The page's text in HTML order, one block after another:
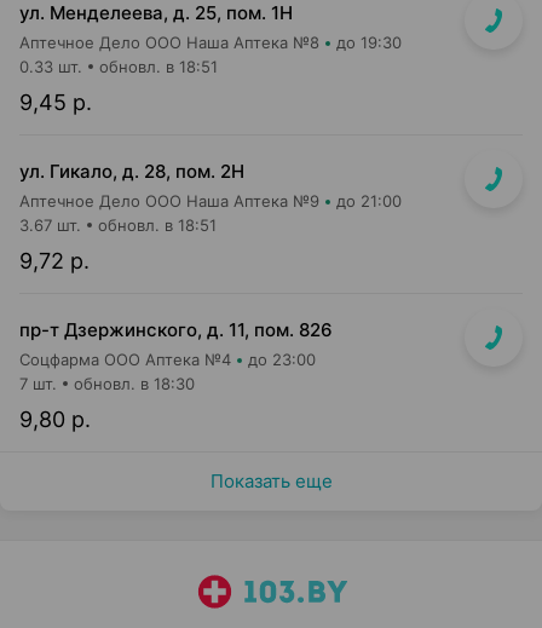
ул. Менделеева, д. 25, пом. 1Н
Аптечное Дело ООО Наша Аптека №8 до 19:30
9,45 р.
0.33 шт. обновл. в 18:51
ул. Гикало, д. 28, пом. 2Н
Аптечное Дело ООО Наша Аптека №9 до 21:00
9,72 р.
3.67 шт. обновл. в 18:51
пр-т Дзержинского, д. 11, пом. 826
Соцфарма ООО Аптека №4 до 23:00
9,80 р.
7 шт. обновл. в 18:30
Показать еще